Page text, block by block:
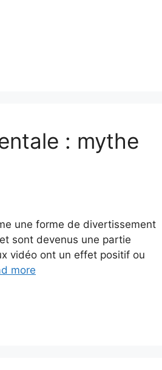
: mythe
une forme de divertissement
sont devenus une partie
vidéo ont un effet positif ou
more